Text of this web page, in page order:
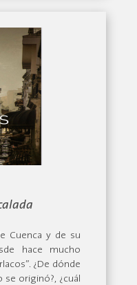
Cuenca y de su
hace mucho
¿De dónde
originó?, ¿cuál